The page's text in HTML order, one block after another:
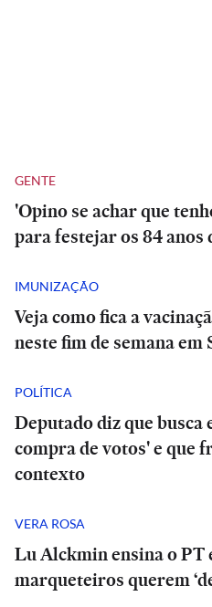
GENTE
'Opino se achar que
para festejar os 84 anos
IMUNIZAÇÃO
Veja como fica a
neste fim de semana em
POLÍTICA
Deputado diz que busca
compra de votos' e que
contexto
VERA ROSA
Lu Alckmin ensina o PT
marqueteiros querem